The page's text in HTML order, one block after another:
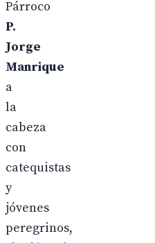
Párroco
P.
Jorge
Manrique
a
la
cabeza
con
catequistas
y
jóvenes
peregrinos,